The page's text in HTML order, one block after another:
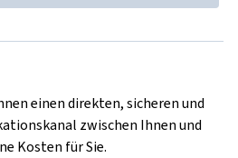
einen direkten, sicheren und
zwischen Ihnen und
Kosten für Sie.